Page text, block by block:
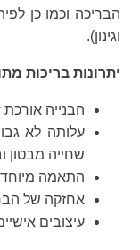
הבריכה וכמו כן
וגינון).
יתרונות בריכות
הבנייה אורכת זמן
עלותה לא
שחייה מבטון
התאמה
אחזקה של
עיצובים